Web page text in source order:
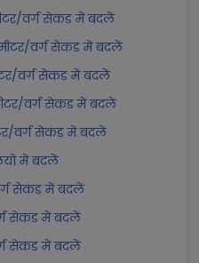
वर्ग सेकंड में बदलें
वर्ग सेकंड में बदलें
वर्ग सेकंड में बदलें
वर्ग सेकंड में बदलें
वर्ग सेकंड में बदलें
में बदलें
सेकंड में बदलें
सेकंड में बदलें
सेकंड में बदलें